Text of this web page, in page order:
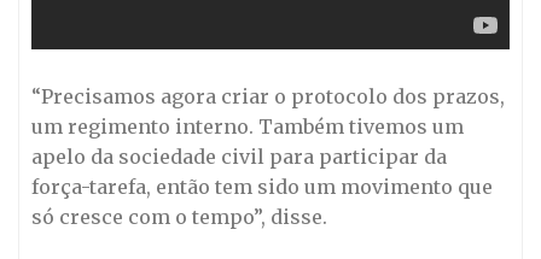
“Precisamos agora criar o protocolo dos prazos,
um regimento interno. Também tivemos um
apelo da sociedade civil para participar da
força-tarefa, então tem sido um movimento que
só cresce com o tempo”, disse.